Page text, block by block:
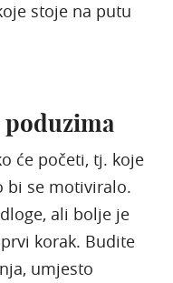
stoje na putu
poduzima
će početi, tj. koje
bi se motiviralo.
ali bolje je
korak. Budite
umjesto